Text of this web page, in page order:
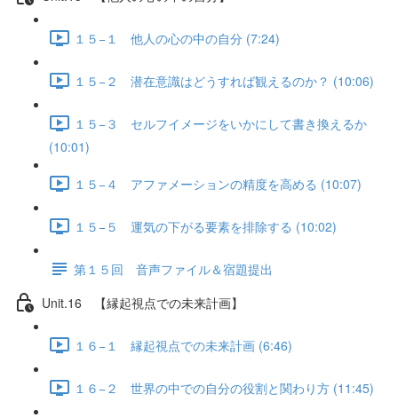
１５−１ 他人の心の中の自分 (7:24)
１５−２ 潜在意識はどうすれば観えるのか？ (10:06)
１５−３ セルフイメージをいかにして書き換えるか
(10:01)
１５−４ アファメーションの精度を高める (10:07)
１５−５ 運気の下がる要素を排除する (10:02)
第１５回 音声ファイル＆宿題提出
Unit.16 【縁起視点での未来計画】
１６−１ 縁起視点での未来計画 (6:46)
１６−２ 世界の中での自分の役割と関わり方 (11:45)